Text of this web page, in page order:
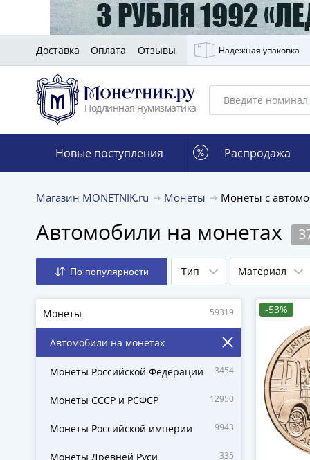
Доставка Оплата Отзывы Надёжная упаковка
Подлинная нумизматика
Новые поступления Распродажа
Магазин MONETNIK.ru Монеты Монеты с
Автомобили на монетах
По популярности Тип Материал
Монеты
Автомобили на монетах
59319
Монеты Российской Федерации 3454
Монеты СССР и РСФСР 12950
Монеты Российской империи 9943
Монеты Древней Руси 335
-53%